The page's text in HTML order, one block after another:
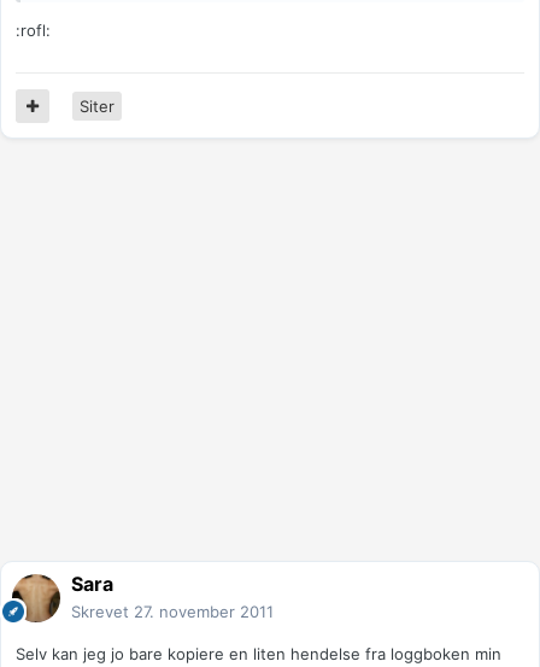
:rofl:
Siter
Sara
Skrevet 27. november 2011
Selv kan jeg jo bare kopiere en liten hendelse fra loggboken min